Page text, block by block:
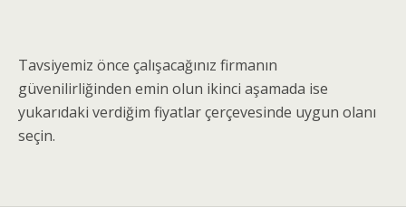
Tavsiyemiz önce çalışacağınız firmanın
güvenilirliğinden emin olun ikinci aşamada ise
yukarıdaki verdiğim fiyatlar çerçevesinde uygun olanı
seçin.